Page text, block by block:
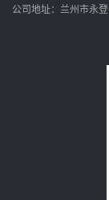
公司地址：兰州市永